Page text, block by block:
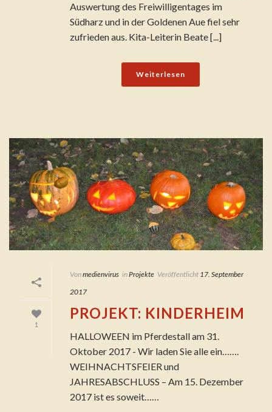
Auswertung des Freiwilligentages im
Südharz und in der Goldenen Aue fiel sehr
zufrieden aus. Kita-Leiterin Beate [...]
Weiterlesen
1
Vonmedienvirus inProjekte Veröffentlicht 17. September
2017
PROJEKT: KINDERHEIM
HALLOWEEN im Pferdestall am 31.
Oktober 2017 - Wir laden Sie alle ein…….
WEIHNACHTSFEIER und
JAHRESABSCHLUSS – Am 15. Dezember
2017 ist es soweit……